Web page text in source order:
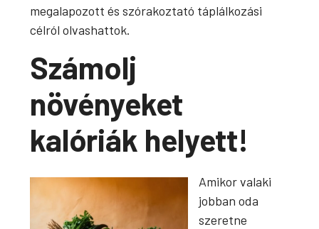
megalapozott és szórakoztató táplálkozási
célról olvashattok.
Számolj
növényeket
kalóriák helyett!
Amikor valaki
jobban oda
szeretne